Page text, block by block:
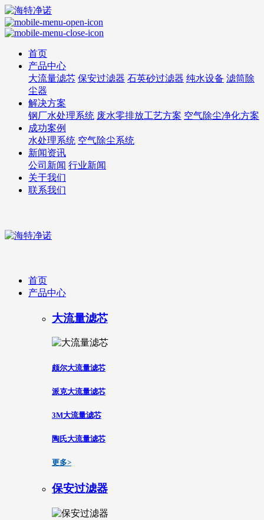
首页
产品中心
大流量滤芯 保安过滤器 石英砂过滤器 纯水设备 滤筒除
尘器
解决方案
钢厂水处理系统 废水零排放工艺方案 空气除尘净化方案
成功案例
水处理系统 空气除尘系统
新闻资讯
公司新闻 行业新闻
关于我们
联系我们
首页
产品中心
大流量滤芯
颇尔大流量滤芯
派克大流量滤芯
3M大流量滤芯
陶氏大流量滤芯
更多>
保安过滤器